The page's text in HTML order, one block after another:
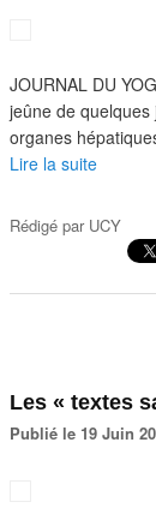
JOURNAL DU
jeûne de
organes
Lire la suite
Rédigé par UCY
Les « textes
Publié le 19 Juin